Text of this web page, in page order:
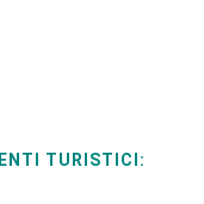
TURISTICI: